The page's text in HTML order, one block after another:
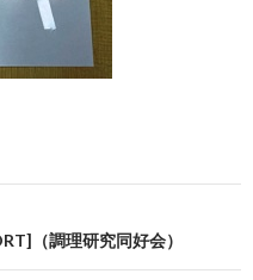
（調理研究同好会）